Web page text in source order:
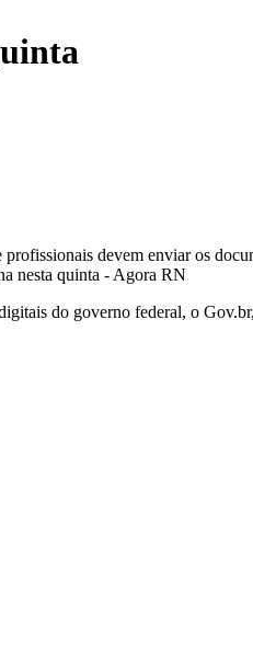
devem enviar os
do governo federal, o